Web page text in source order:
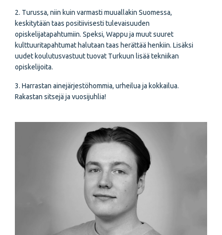
2. Turussa, niin kuin varmasti muuallakin Suomessa,
keskitytään taas positiivisesti tulevaisuuden
opiskelijatapahtumiin. Speksi, Wappu ja muut suuret
kulttuuritapahtumat halutaan taas herättää henkiin. Lisäksi
uudet koulutusvastuut tuovat Turkuun lisää tekniikan
opiskelijoita.
3. Harrastan ainejärjestöhommia, urheilua ja kokkailua.
Rakastan sitsejä ja vuosijuhlia!